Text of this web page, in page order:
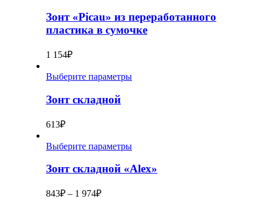
Зонт «Picau» из переработанного
пластика в сумочке
1 154₽
Выберите параметры
Зонт складной
613₽
Выберите параметры
Зонт складной «Alex»
843₽ – 1 974₽